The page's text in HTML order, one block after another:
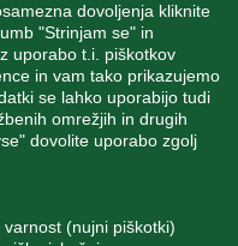
dovoljenja kliknite
"Strinjam se" in
uporabo t.i. piškotkov
in vam tako prikazujemo
se lahko uporabijo tudi
omrežjih in drugih
dovolite uporabo zgolj
(nujni piškotki)
NAS
21 11